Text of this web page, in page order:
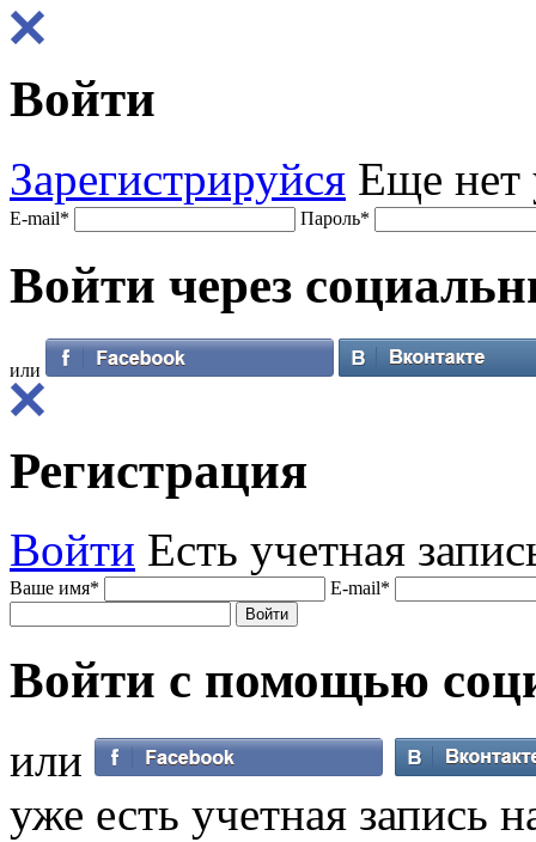
Войти
Зарегистрируйся Еще нет
E-mail* Пароль*
Войти через
или
Регистрация
Войти Есть учетная
Ваше имя* E-mail*
Войти с помощью
или
уже есть учетная запись